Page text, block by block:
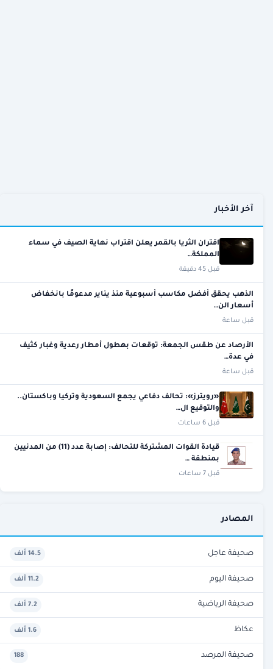
آخر الأخبار
اقتران الثريا بالقمر يعلن اقتراب نهاية الصيف في سماء
المملكة…
قبل 45 دقيقة
الذهب يحقق أفضل مكاسب أسبوعية منذ يناير مدعومًا بانخفاض
أسعار الن…
قبل ساعة
الأرصاد عن طقس الجمعة: توقعات بهطول أمطار رعدية وغبار كثيف
في عدة…
قبل ساعة
«رويترز»: تحالف دفاعي يجمع السعودية وتركيا وباكستان..
والتوقيع ال…
قبل 6 ساعات
قيادة القوات المشتركة للتحالف: إصابة عدد (11) من المدنيين
بمنطقة …
قبل 7 ساعات
المصادر
صحيفة عاجل 14.5 ألف
صحيفة اليوم 11.2 ألف
صحيفة الرياضية 7.2 ألف
عكاظ 1.6 ألف
صحيفة المرصد 188